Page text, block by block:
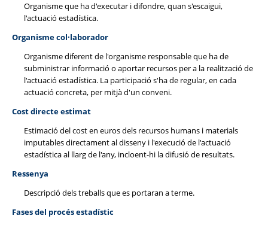
Organisme que ha d'executar i difondre, quan s'escaigui,
l'actuació estadística.
Organisme col·laborador
Organisme diferent de l'organisme responsable que ha de
subministrar informació o aportar recursos per a la realització de
l'actuació estadística. La participació s'ha de regular, en cada
actuació concreta, per mitjà d'un conveni.
Cost directe estimat
Estimació del cost en euros dels recursos humans i materials
imputables directament al disseny i l'execució de l'actuació
estadística al llarg de l'any, incloent-hi la difusió de resultats.
Ressenya
Descripció dels treballs que es portaran a terme.
Fases del procés estadístic